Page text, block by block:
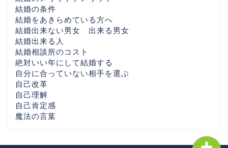
結婚の条件
結婚をあきらめている方へ
結婚出来ない男女 出来る男女
結婚出来る人
結婚相談所のコスト
絶対いい年にして結婚する
自分に合っていない相手を選ぶ
自己改革
自己理解
自己肯定感
魔法の言葉
各地域別婚活ぺージ・AI